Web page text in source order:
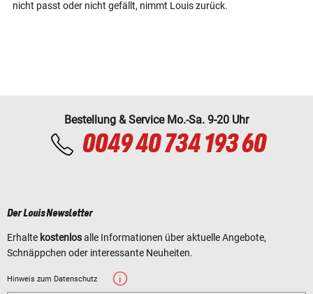
nicht passt oder nicht gefällt, nimmt Louis zurück.
Bestellung & Service Mo.-Sa. 9-20 Uhr
0049 40 734 193 60
Der Louis Newsletter
Erhalte kostenlosalle Informationen über aktuelle Angebote,
Schnäppchen oder interessante Neuheiten.
Hinweis zum Datenschutz